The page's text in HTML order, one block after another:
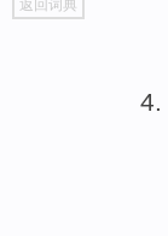
top
返回词典